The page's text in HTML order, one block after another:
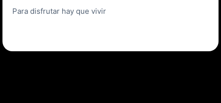
Para disfrutar hay que vivir